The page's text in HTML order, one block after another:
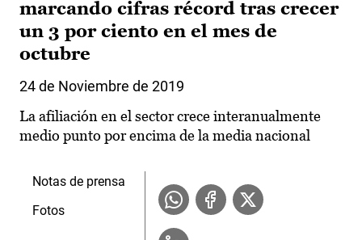
marcando cifras récord tras crecer
un 3 por ciento en el mes de
octubre
24 de Noviembre de 2019
La afiliación en el sector crece interanualmente
medio punto por encima de la media nacional
Notas de prensa
Fotos